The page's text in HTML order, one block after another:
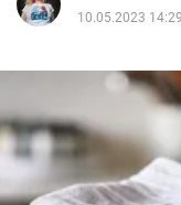
Polityka
Społeczeństwo
10.05.2023 14:29